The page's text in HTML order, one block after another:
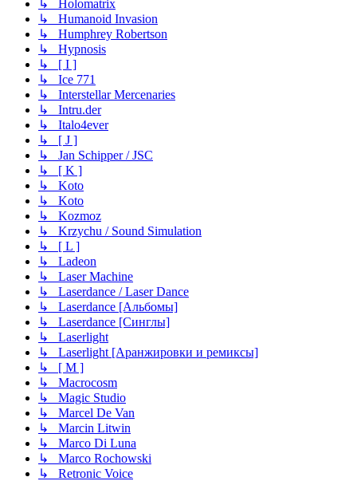
↳ Holomatrix
↳ Humanoid Invasion
↳ Humphrey Robertson
↳ Hypnosis
↳ [ I ]
↳ Ice 771
↳ Interstellar Mercenaries
↳ Intru.der
↳ Italo4ever
↳ [ J ]
↳ Jan Schipper / JSC
↳ [ K ]
↳ Koto
↳ Koto
↳ Kozmoz
↳ Krzychu / Sound Simulation
↳ [ L ]
↳ Ladeon
↳ Laser Machine
↳ Laserdance / Laser Dance
↳ Laserdance [Альбомы]
↳ Laserdance [Синглы]
↳ Laserlight
↳ Laserlight [Аранжировки и ремиксы]
↳ [ M ]
↳ Macrocosm
↳ Magic Studio
↳ Marcel De Van
↳ Marcin Litwin
↳ Marco Di Luna
↳ Marco Rochowski
↳ Retronic Voice